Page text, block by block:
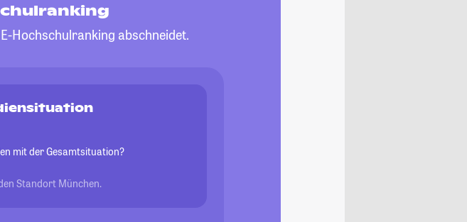
Hochschulranking abschneidet.
mit der Gesamtsituation?
Standort München.